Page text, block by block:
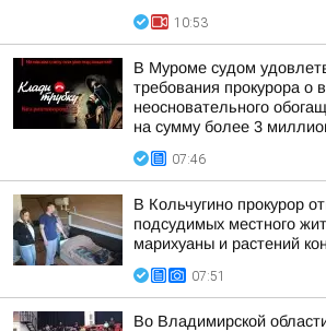
10:53
В Муроме судом
требования прокурора о
неосновательного
на сумму более 3
07:46
В Кольчугино прокурор
подсудимых местного
марихуаны и растений
07:51
Во Владимирской